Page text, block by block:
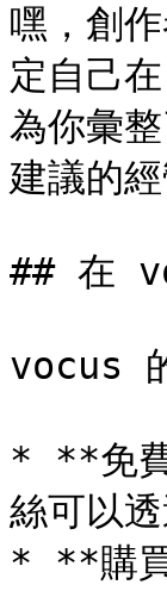
嘿，創
定自己
為你彙
建議的
## 在
vocus
* **免費
絲可以
* **購買